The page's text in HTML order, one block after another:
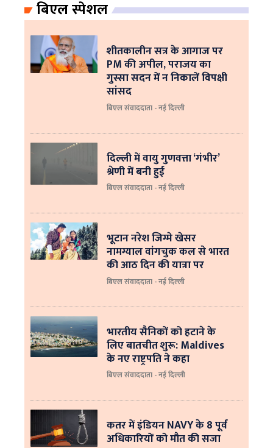
बिएल स्पेशल
शीतकालीन सत्र के आगाज पर
PM की अपील, पराजय का
गुस्सा सदन में न निकालें विपक्षी
सांसद
बिएल संवाददाता - नई दिल्ली
दिल्ली में वायु गुणवत्ता ‘गंभीर’
श्रेणी में बनी हुई
बिएल संवाददाता - नई दिल्ली
भूटान नरेश जिग्मे खेसर
नामग्याल वांगचुक कल से भारत
की आठ दिन की यात्रा पर
बिएल संवाददाता - नई दिल्ली
भारतीय सैनिकों को हटाने के
लिए बातचीत शुरू: Maldives
के नए राष्ट्रपति ने कहा
बिएल संवाददाता - नई दिल्‍ली
कतर में इंडियन NAVY के 8 पूर्व
अधिकारियों को मौत की सजा